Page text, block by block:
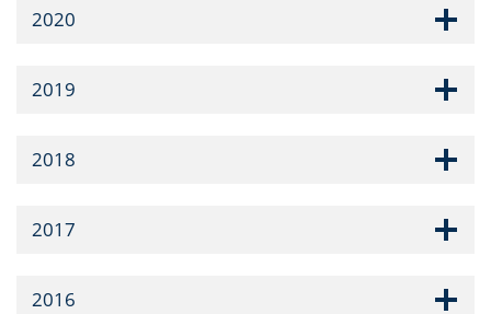
2020
2019
2018
2017
2016